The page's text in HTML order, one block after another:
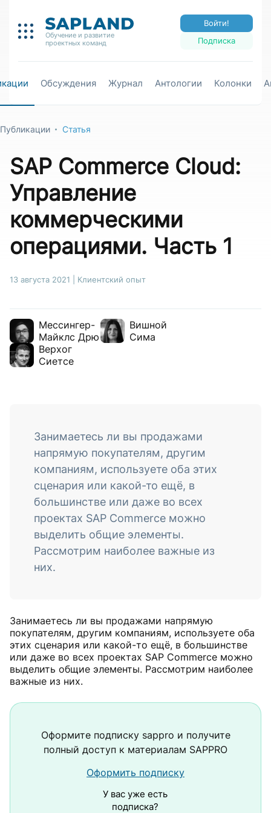
Обучение и развитие
проектных команд
Подписка
Войти!
Обсуждения Журнал Антологии Колонки
Публикации Статья
SAP Commerce Cloud:
Управление
коммерческими
операциями. Часть 1
13 августа 2021 Клиентский опыт
Мессингер-
Майклс Дрю
Вишной
Сима
Верхог
Сиетсе
Занимаетесь ли вы продажами
напрямую покупателям, другим
компаниям, используете оба этих
сценария или какой-то ещё, в
большинстве или даже во всех
проектах SAP Commerce можно
выделить общие элементы.
Рассмотрим наиболее важные из
них.
Занимаетесь ли вы продажами напрямую
покупателям, другим компаниям, используете оба
этих сценария или какой-то ещё, в большинстве
или даже во всех проектах SAP Commerce можно
выделить общие элементы. Рассмотрим наиболее
важные из них.
Оформите подписку sappro и получите
полный доступ к материалам SAPPRO
Оформить подписку
У вас уже есть
подписка?